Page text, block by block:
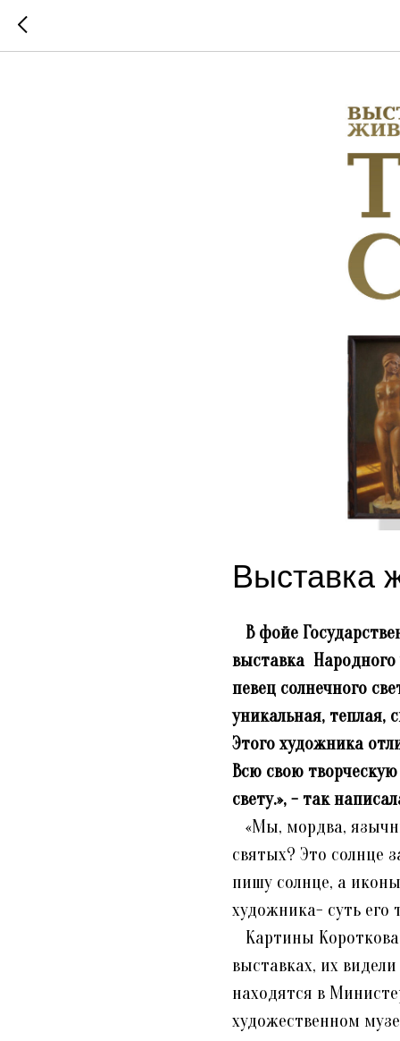
Выставка
В фойе
выставка Народного
певец солнечного
уникальная, теплая,
Этого художника
Всю свою
свету.», - так
«Мы, мордва,
святых? Это солнце
пишу солнце, а
художника- суть его
Картины Короткова
выставках, их
находятся в
художественном